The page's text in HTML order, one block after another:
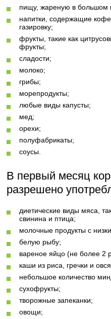
пищу, жареную в большом
напитки, содержащие
газировку;
фрукты, такие как
фрукты;
сладости;
молоко;
грибы;
морепродукты;
любые виды капусты;
мед;
орехи;
полуфабрикаты;
соусы.
В первый месяц
разрешено
диетические виды мяса,
свинина и птица;
молочные продукты с
белую рыбу;
вареное яйцо (не более 2
каши из риса, гречки и
небольшое количество
сухофрукты;
творожные запеканки;
овощи;